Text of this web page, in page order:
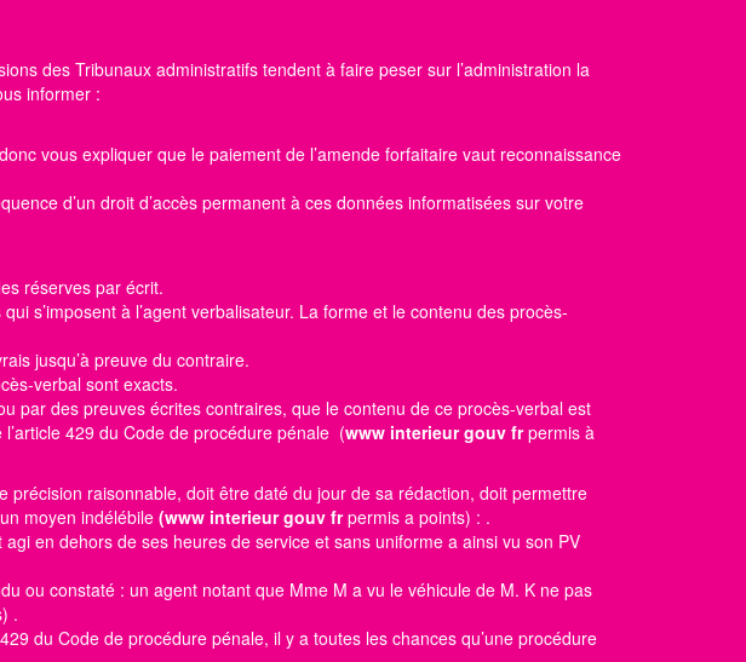
des Tribunaux administratifs tendent à faire peser sur l’administration la
informer :
vous expliquer que le paiement de l’amende forfaitaire vaut reconnaissance
d’un droit d’accès permanent à ces données informatisées sur votre
réserves par écrit.
s’imposent à l’agent verbalisateur. La forme et le contenu des procès-
jusqu’à preuve du contraire.
verbal sont exacts.
par des preuves écrites contraires, que le contenu de ce procès-verbal est
429 du Code de procédure pénale (www interieur gouv frpermis à
raisonnable, doit être daté du jour de sa rédaction, doit permettre
moyen indélébile (www interieur gouv frpermis a points) : .
en dehors de ses heures de service et sans uniforme a ainsi vu son PV
ou constaté : un agent notant que Mme M a vu le véhicule de M. K ne pas
.
du Code de procédure pénale, il y a toutes les chances qu’une procédure